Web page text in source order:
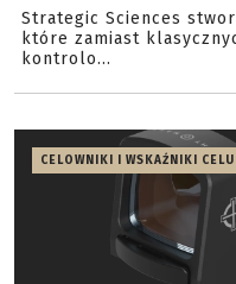
Strategic Sciences
które zamiast
kontrolo...
CELOWNIKI I WSKAŹNIKI CELU